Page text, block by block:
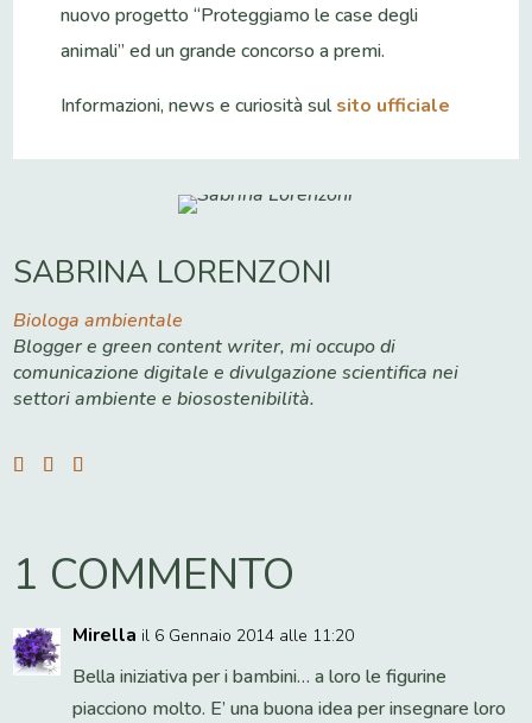
nuovo progetto “Proteggiamo le case degli
animali” ed un grande concorso a premi.
Informazioni, news e curiosità sulsito ufficiale
SABRINA LORENZONI
Biologa ambientale
Blogger e green content writer, mi occupo di
comunicazione digitale e divulgazione scientifica nei
settori ambiente e biosostenibilità.
1 COMMENTO
Mirella il 6 Gennaio 2014 alle 11:20
Bella iniziativa per i bambini… a loro le figurine
piacciono molto. E’ una buona idea per insegnare loro